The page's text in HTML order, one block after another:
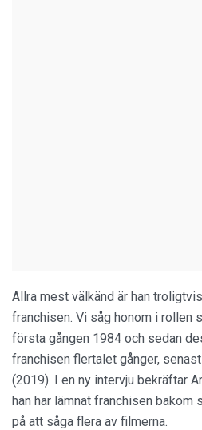
Allra mest välkänd är han
franchisen. Vi såg honom i rollen
första gången 1984 och sedan
franchisen flertalet gånger,
(2019). I en ny intervju bekräftar
han har lämnat franchisen
på att såga flera av filmerna.